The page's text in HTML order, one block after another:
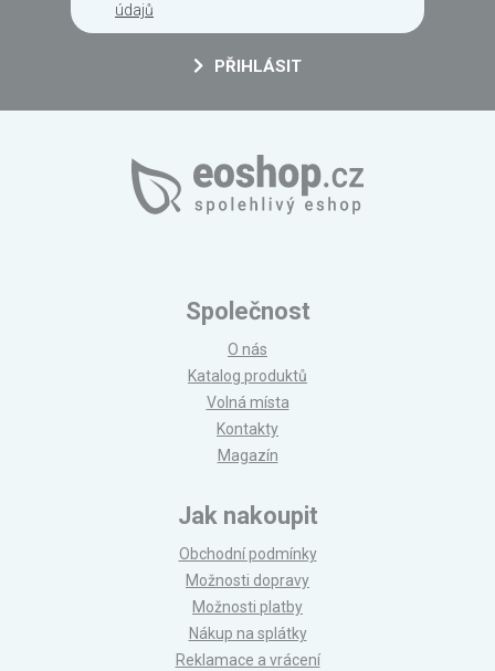
údajů
PŘIHLÁSIT
Společnost
O nás
Katalog produktů
Volná místa
Kontakty
Magazín
Jak nakoupit
Obchodní podmínky
Možnosti dopravy
Možnosti platby
Nákup na splátky
Reklamace a vrácení